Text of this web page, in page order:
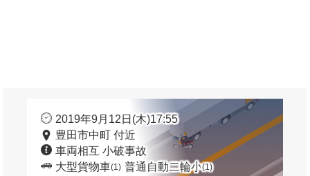
2019年9月12日(木)17:55
豊田市中町 付近
車両相互 小破事故
大型貨物車(1) 普通自動二輪小(1)